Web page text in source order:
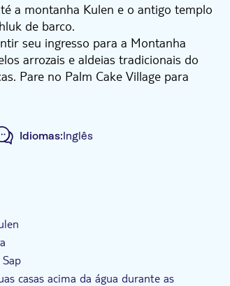
a montanha Kulen e o antigo templo
de barco.
seu ingresso para a Montanha
arrozais e aldeias tradicionais do
Pare no Palm Cake Village para
local. Explore os destaques do
o Rio dos Mil Lingas de 802 DC. À
na floresta tropical para
Wat, coberta por 300 anos de
de uma floresta de mangue, lar de
passeio com uma visita a um
nas maravilhas culturais e
Idiomas:Inglês
casas acima da água durante as